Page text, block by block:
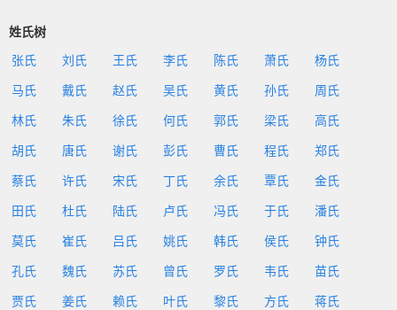
姓氏树
张氏 刘氏 王氏 李氏 陈氏 萧氏 杨氏
马氏 戴氏 赵氏 吴氏 黄氏 孙氏 周氏
林氏 朱氏 徐氏 何氏 郭氏 梁氏 高氏
胡氏 唐氏 谢氏 彭氏 曹氏 程氏 郑氏
蔡氏 许氏 宋氏 丁氏 余氏 覃氏 金氏
田氏 杜氏 陆氏 卢氏 冯氏 于氏 潘氏
莫氏 崔氏 吕氏 姚氏 韩氏 侯氏 钟氏
孔氏 魏氏 苏氏 曾氏 罗氏 韦氏 苗氏
贾氏 姜氏 赖氏 叶氏 黎氏 方氏 蒋氏